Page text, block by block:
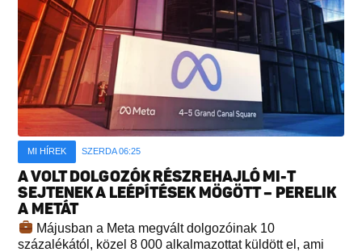
MI HÍREK SZERDA 06:25
A VOLT DOLGOZÓK RÉSZREHAJLÓ MI-T
SEJTENEK A LEÉPÍTÉSEK MÖGÖTT – PERELIK
A METÁT
Májusban a Meta megvált dolgozóinak 10
százalékától, közel 8 000 alkalmazottat küldött el, ami